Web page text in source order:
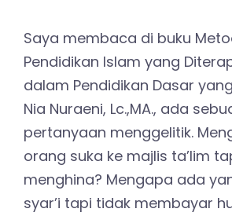
Saya membaca di buku
Pendidikan Islam yang
dalam Pendidikan Dasar
Nia Nuraeni, Lc.,MA., ada
pertanyaan menggelitik.
orang suka ke majlis ta’lim
menghina? Mengapa ada
syar’i tapi tidak membayar